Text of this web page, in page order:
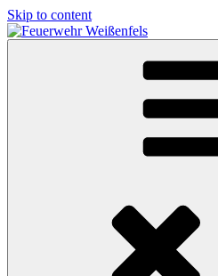
Skip to content
Freiwillige Feuerwehr Weißenfels